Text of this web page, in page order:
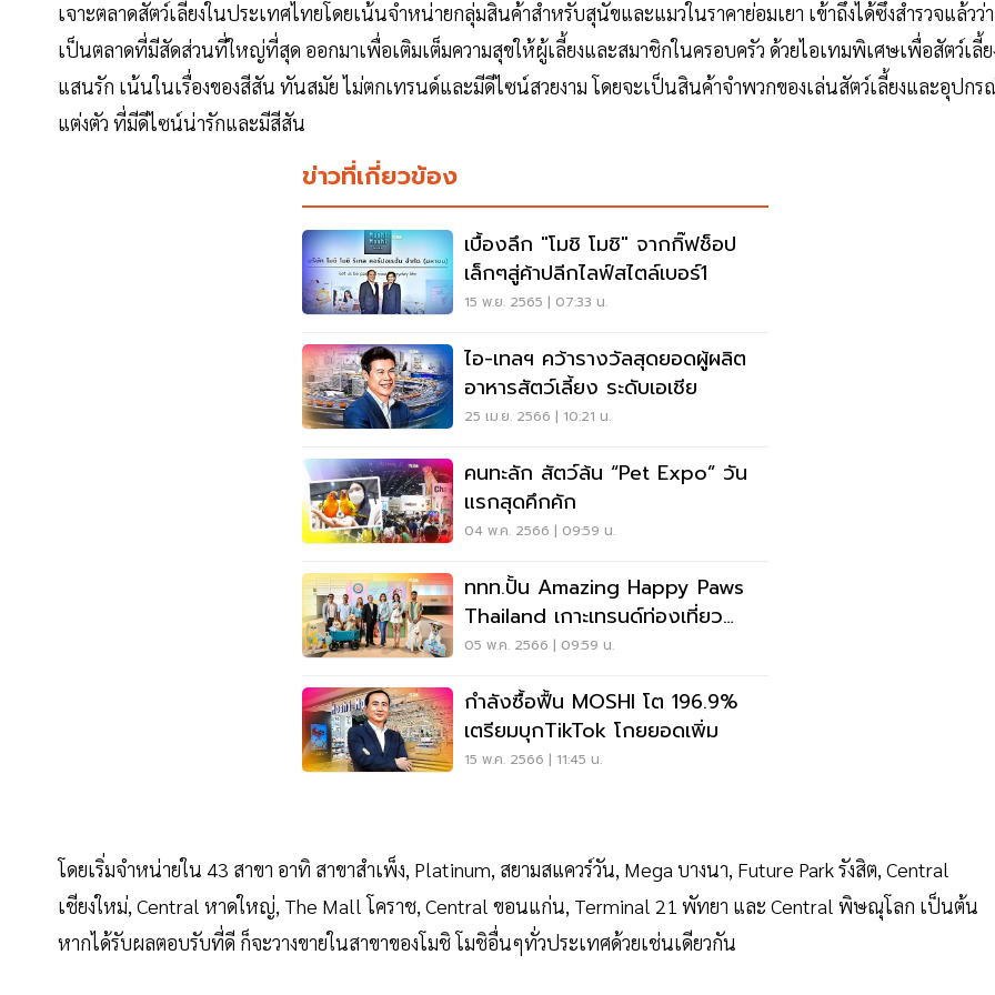
เจาะตลาดสัตว์เลี้ยงในประเทศไทยโดยเน้นจำหน่ายกลุ่มสินค้าสำหรับสุนัขและแมวในราคาย่อมเยา เข้าถึงได้ซึ่งสำรวจแล้วว่า
เป็นตลาดที่มีสัดส่วนที่ใหญ่ที่สุด ออกมาเพื่อเติมเต็มความสุขให้ผู้เลี้ยงและสมาชิกในครอบครัว ด้วยไอเทมพิเศษเพื่อสัตว์เลี้ย
แสนรัก เน้นในเรื่องของสีสัน ทันสมัย ไม่ตกเทรนด์และมีดีไซน์สวยงาม โดยจะเป็นสินค้าจำพวกของเล่นสัตว์เลี้ยงและอุปกร
แต่งตัว ที่มีดีไซน์น่ารักและมีสีสัน
ข่าวที่เกี่ยวข้อง
เบื้องลึก "โมชิ โมชิ" จากกิ๊ฟช็อป
เล็กๆสู่ค้าปลีกไลฟ์สไตล์เบอร์1
15 พ.ย. 2565 | 07:33 น.
ไอ-เทลฯ คว้ารางวัลสุดยอดผู้ผลิต
อาหารสัตว์เลี้ยง ระดับเอเชีย
25 เม.ย. 2566 | 10:21 น.
คนทะลัก สัตว์ล้น “Pet Expo” วัน
แรกสุดคึกคัก
04 พ.ค. 2566 | 09:59 น.
ททท.ปั้น Amazing Happy Paws
Thailand เกาะเทรนด์ท่องเที่ยว
พร้อมสัตว์เลี้ยง
05 พ.ค. 2566 | 09:59 น.
กำลังซื้อฟื้น MOSHI โต 196.9%
เตรียมบุกTikTok โกยยอดเพิ่ม
15 พ.ค. 2566 | 11:45 น.
โดยเริ่มจำหน่ายใน 43 สาขา อาทิ สาขาสำเพ็ง, Platinum, สยามสแควร์วัน, Mega บางนา, Future Park รังสิต, Central
เชียงใหม่, Central หาดใหญ่, The Mall โคราช, Central ขอนแก่น, Terminal 21 พัทยา และ Central พิษณุโลก เป็นต้น
หากได้รับผลตอบรับที่ดี ก็จะวางขายในสาขาของโมชิ โมชิอื่นๆทั่วประเทศด้วยเช่นเดียวกัน